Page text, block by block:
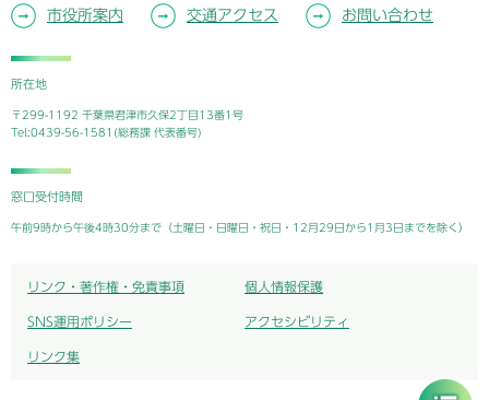
市役所案内 交通アクセス お問い合わせ
所在地
〒299-1192 千葉県君津市久保2丁目13番1号
Tel:0439-56-1581(総務課 代表番号)
窓口受付時間
午前9時から午後4時30分まで（土曜日・日曜日・祝日・12月29日から1月3日までを除く）
リンク・著作権・免責事項 個人情報保護
SNS運用ポリシー アクセシビリティ
リンク集